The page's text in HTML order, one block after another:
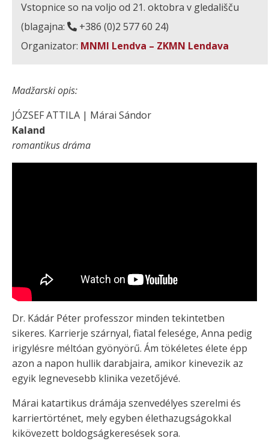
Vstopnice so na voljo od 21. oktobra v gledališču
(blagajna:
+386 (0)2 577 60 24)
Organizator: MNMI Lendva – ZKMN Lendava
Madžarski opis:
JÓZSEF ATTILA | Márai Sándor
Kaland
romantikus dráma
Dr. Kádár Péter professzor minden tekintetben
sikeres. Karrierje szárnyal, fiatal felesége, Anna pedig
irigylésre méltóan gyönyörű. Ám tökéletes élete épp
azon a napon hullik darabjaira, amikor kinevezik az
egyik legnevesebb klinika vezetőjévé.
Márai katartikus drámája szenvedélyes szerelmi és
karriertörténet, mely egyben élethazugságokkal
kikövezett boldogságkeresések sora.